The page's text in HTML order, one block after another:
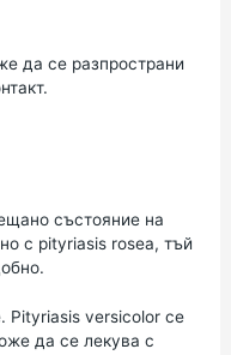
да се разпространи
състояние на
с pityriasis rosea, тъй
Pityriasis versicolor се
да се лекува с